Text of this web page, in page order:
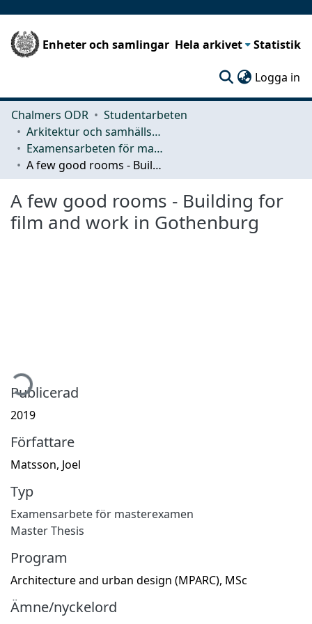
Enheter och samlingar Hela arkivet Statistik
Logga in
Chalmers ODR
Studentarbeten
Arkitektur och samhällsbyggnadsteknik (ACE)
Examensarbeten för masterexamen
A few good rooms - Building for film and work in Gothenburg
A few good rooms - Building for
film and work in Gothenburg
Publicerad
2019
Författare
Matsson, Joel
Typ
Examensarbete för masterexamen
Master Thesis
Program
Architecture and urban design (MPARC), MSc
Ämne/nyckelord